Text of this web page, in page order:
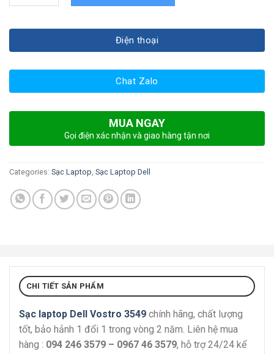
Điện thoại
Chat Zalo
MUA NGAY
Gọi điện xác nhận và giao hàng tận nơi
Categories: Sạc Laptop Sạc Laptop Dell
CHI TIẾT SẢN PHẨM
Sạc laptop Dell Vostro 3549 chính hãng, chất lượng
tốt, bảo hảnh 1 đổi 1 trong vòng 2 năm. Liên hệ mua
hàng : 094 246 3579 – 0967 46 3579, hỗ trợ 24/24 kể